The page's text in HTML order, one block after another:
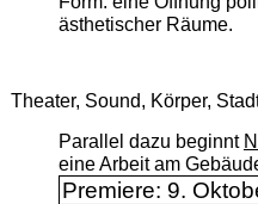
ästhetischer Räume.
Theater, Sound, Körper,
Parallel dazu beginnt
eine Arbeit am
Premiere: 9.